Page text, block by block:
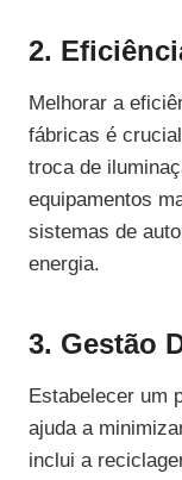
2.
Melhorar a
fábricas é
troca de
equipamentos
sistemas de
energia.
3. Gestão
Estabelecer um
ajuda a
inclui a